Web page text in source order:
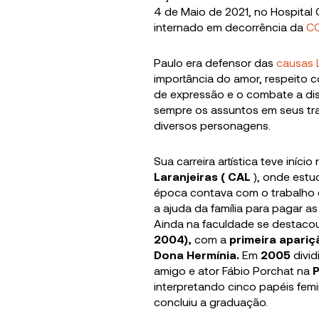
4 de Maio de 2021, no
internado em decorrência da
Paulo era defensor das causas
importância do amor, respeito
de expressão e o combate a
sempre os assuntos em seus
diversos personagens.
Sua carreira artística teve início
Laranjeiras ( CAL ), onde
época contava com o trabalho
a ajuda da família para pagar
Ainda na faculdade se
2004), com a primeira
Dona Hermínia. Em 2005
amigo e ator Fábio Porchat na
interpretando cinco papéis
concluiu a graduação.